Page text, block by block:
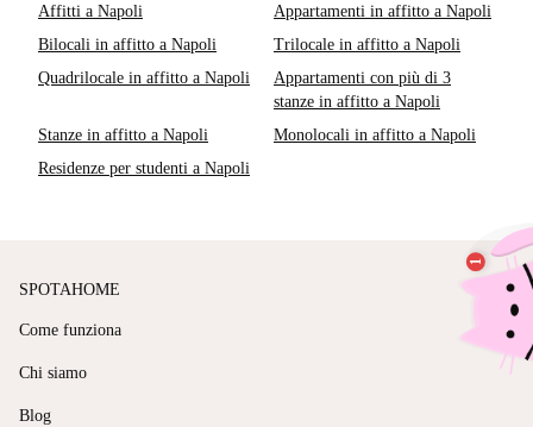
Affitti a Napoli
Appartamenti in affitto a Napoli
Bilocali in affitto a Napoli
Trilocale in affitto a Napoli
Quadrilocale in affitto a Napoli
Appartamenti con più di 3
stanze in affitto a Napoli
Stanze in affitto a Napoli
Monolocali in affitto a Napoli
Residenze per studenti a Napoli
SPOTAHOME
Come funziona
Chi siamo
Blog